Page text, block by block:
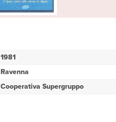
1981
Ravenna
Cooperativa Supergruppo